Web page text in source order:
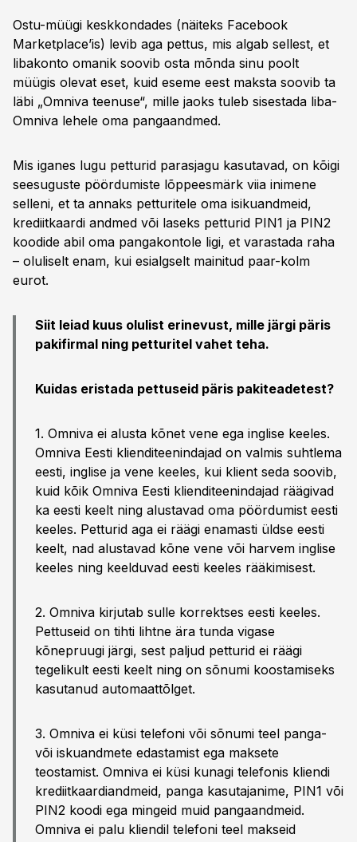
Ostu-müügi keskkondades (näiteks Facebook
Marketplace’is) levib aga pettus, mis algab sellest, et
libakonto omanik soovib osta mõnda sinu poolt
müügis olevat eset, kuid eseme eest maksta soovib ta
läbi „Omniva teenuse“, mille jaoks tuleb sisestada liba-
Omniva lehele oma pangaandmed.
Mis iganes lugu petturid parasjagu kasutavad, on kõigi
seesuguste pöördumiste lõppeesmärk viia inimene
selleni, et ta annaks petturitele oma isikuandmeid,
krediitkaardi andmed või laseks petturid PIN1 ja PIN2
koodide abil oma pangakontole ligi, et varastada raha
– oluliselt enam, kui esialgselt mainitud paar-kolm
eurot.
Siit leiad kuus olulist erinevust, mille järgi päris
pakifirmal ning petturitel vahet teha.
Kuidas eristada pettuseid päris pakiteadetest?
1. Omniva ei alusta kõnet vene ega inglise keeles.
Omniva Eesti klienditeenindajad on valmis suhtlema
eesti, inglise ja vene keeles, kui klient seda soovib,
kuid kõik Omniva Eesti klienditeenindajad räägivad
ka eesti keelt ning alustavad oma pöördumist eesti
keeles. Petturid aga ei räägi enamasti üldse eesti
keelt, nad alustavad kõne vene või harvem inglise
keeles ning keelduvad eesti keeles rääkimisest.
2. Omniva kirjutab sulle korrektses eesti keeles.
Pettuseid on tihti lihtne ära tunda vigase
kõnepruugi järgi, sest paljud petturid ei räägi
tegelikult eesti keelt ning on sõnumi koostamiseks
kasutanud automaattõlget.
3. Omniva ei küsi telefoni või sõnumi teel panga-
või iskuandmete edastamist ega maksete
teostamist. Omniva ei küsi kunagi telefonis kliendi
krediitkaardiandmeid, panga kasutajanime, PIN1 või
PIN2 koodi ega mingeid muid pangaandmeid.
Omniva ei palu kliendil telefoni teel makseid